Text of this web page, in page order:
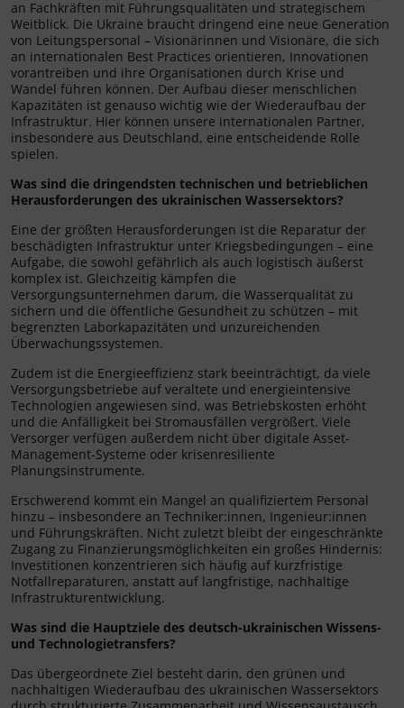
an Fachkräften mit Führungsqualitäten und strategischem
Weitblick. Die Ukraine braucht dringend eine neue Generation
von Leitungspersonal – Visionärinnen und Visionäre, die sich
an internationalen Best Practices orientieren, Innovationen
vorantreiben und ihre Organisationen durch Krise und
Wandel führen können. Der Aufbau dieser menschlichen
Kapazitäten ist genauso wichtig wie der Wiederaufbau der
Infrastruktur. Hier können unsere internationalen Partner,
insbesondere aus Deutschland, eine entscheidende Rolle
spielen.
Was sind die dringendsten technischen und betrieblichen
Herausforderungen des ukrainischen Wassersektors?
Eine der größten Herausforderungen ist die Reparatur der
beschädigten Infrastruktur unter Kriegsbedingungen – eine
Aufgabe, die sowohl gefährlich als auch logistisch äußerst
komplex ist. Gleichzeitig kämpfen die
Versorgungsunternehmen darum, die Wasserqualität zu
sichern und die öffentliche Gesundheit zu schützen – mit
begrenzten Laborkapazitäten und unzureichenden
Überwachungssystemen.
Zudem ist die Energieeffizienz stark beeinträchtigt, da viele
Versorgungsbetriebe auf veraltete und energieintensive
Technologien angewiesen sind, was Betriebskosten erhöht
und die Anfälligkeit bei Stromausfällen vergrößert. Viele
Versorger verfügen außerdem nicht über digitale Asset-
Management-Systeme oder krisenresiliente
Planungsinstrumente.
Erschwerend kommt ein Mangel an qualifiziertem Personal
hinzu – insbesondere an Techniker:innen, Ingenieur:innen
und Führungskräften. Nicht zuletzt bleibt der eingeschränkte
Zugang zu Finanzierungsmöglichkeiten ein großes Hindernis:
Investitionen konzentrieren sich häufig auf kurzfristige
Notfallreparaturen, anstatt auf langfristige, nachhaltige
Infrastrukturentwicklung.
Was sind die Hauptziele des deutsch-ukrainischen Wissens-
und Technologietransfers?
Das übergeordnete Ziel besteht darin, den grünen und
nachhaltigen Wiederaufbau des ukrainischen Wassersektors